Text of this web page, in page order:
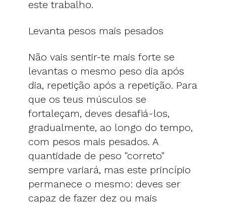
este trabalho.
Levanta pesos mais pesados
Não vais sentir-te mais forte se
levantas o mesmo peso dia após
dia, repetição após a repetição. Para
que os teus músculos se
fortaleçam, deves desafiá-los,
gradualmente, ao longo do tempo,
com pesos mais pesados. A
quantidade de peso "correto"
sempre variará, mas este princípio
permanece o mesmo: deves ser
capaz de fazer dez ou mais